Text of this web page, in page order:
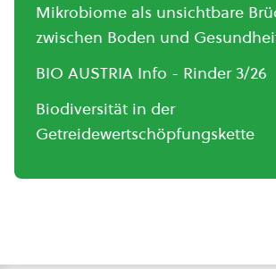
Mikrobiome als unsichtbare
zwischen Boden und
BIO AUSTRIA Info - Rinder 3/26
Biodiversität in der
Getreidewertschöpfungskette